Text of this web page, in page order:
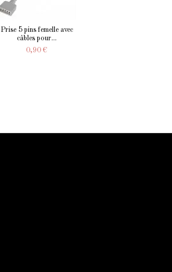
Prise 5 pins femelle avec
câbles pour...
0,90 €